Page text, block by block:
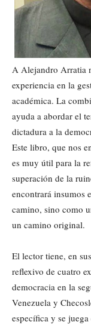
A Alejandro Arratia
experiencia en la
académica. La
ayuda a abordar el
dictadura a la
Este libro, que nos
es muy útil para la
superación de la
encontrará insumos
camino, sino como
un camino original.
El lector tiene, en
reflexivo de cuatro
democracia en la
Venezuela y
específica y se